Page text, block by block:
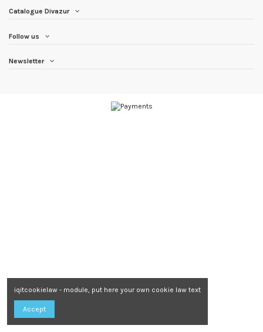
Catalogue Divazur
Follow us
Newsletter
iqitcookielaw - module, put here your own cookie law text
Accept